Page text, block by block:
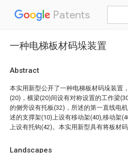
Patents
一种电梯板材码垛装置
Abstract
本实用新型公开了一种电梯板材码垛装置
(20)，横梁(20)间设有对称设置的工作梁
的侧旁设有托板(32)，所述的第一直线电
述的支撑架(10)上设有移动架(40),移动架
上设有托钩(42)。本实用新型具有将板材
Landscapes